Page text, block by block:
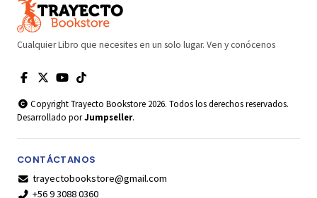
Cualquier Libro que necesites en un solo lugar. Ven y conócenos
Copyright Trayecto Bookstore 2026. Todos los derechos reservados.
Desarrollado porJumpseller.
CONTÁCTANOS
trayectobookstore@gmail.com
+56 9 3088 0360